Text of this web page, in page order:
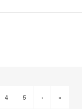
4 5 › »